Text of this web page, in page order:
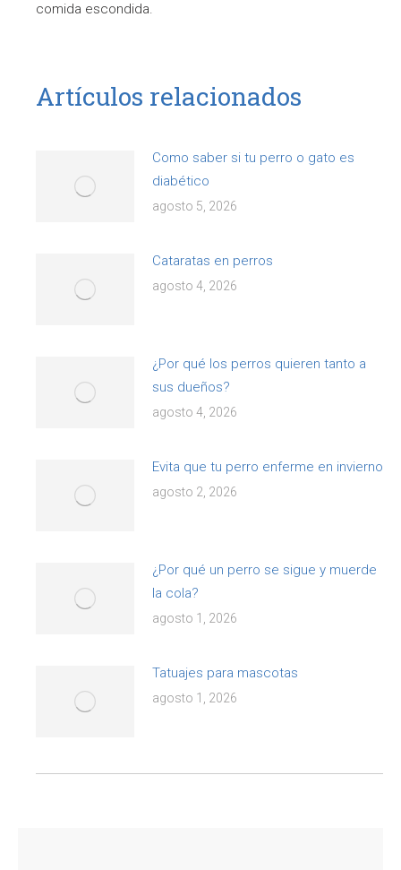
comida escondida.
Artículos relacionados
Como saber si tu perro o gato es
diabético
agosto 5, 2026
Cataratas en perros
agosto 4, 2026
¿Por qué los perros quieren tanto a
sus dueños?
agosto 4, 2026
Evita que tu perro enferme en invierno
agosto 2, 2026
¿Por qué un perro se sigue y muerde
la cola?
agosto 1, 2026
Tatuajes para mascotas
agosto 1, 2026